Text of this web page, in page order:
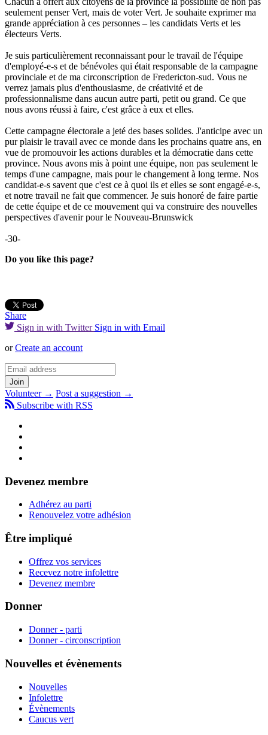
seulement penser Vert, mais de voter Vert. Je souhaite exprimer ma
grande appréciation à ces personnes – les candidats Verts et les
électeurs Verts.
Je suis particulièrement reconnaissant pour le travail de l'équipe
d'employé-e-s et de bénévoles qui était responsable de la campagne
provinciale et de ma circonscription de Fredericton-sud. Vous ne
verrez jamais plus d'enthousiasme, de créativité et de
professionnalisme dans aucun autre parti, petit ou grand. Ce que
nous avons réussi à faire, c'est grâce à eux et elles.
Cette campagne électorale a jeté des bases solides. J'anticipe avec un
pur plaisir le travail avec ce monde dans les prochains quatre ans, en
vue de promouvoir les actions durables et la démocratie dans cette
province. Nous avons mis à point une équipe, non pas seulement le
temps d'une campagne, mais pour le changement à long terme. Nos
candidat-e-s savent que c'est ce à quoi ils et elles se sont engagé-e-s,
et notre travail ne fait que commencer. Je suis honoré de faire partie
de cette équipe et de ce mouvement qui va construire des nouvelles
perspectives d'avenir pour le Nouveau-Brunswick
-30-
Do you like this page?
Share
Sign in with Twitter Sign in with Email
orCreate an account
Volunteer → Post a suggestion →
Subscribe with RSS
Devenez membre
Adhérez au parti
Renouvelez votre adhésion
Être impliqué
Offrez vos services
Recevez notre infolettre
Devenez membre
Donner
Donner - parti
Donner - circonscription
Nouvelles et évènements
Nouvelles
Infolettre
Évènements
Caucus vert